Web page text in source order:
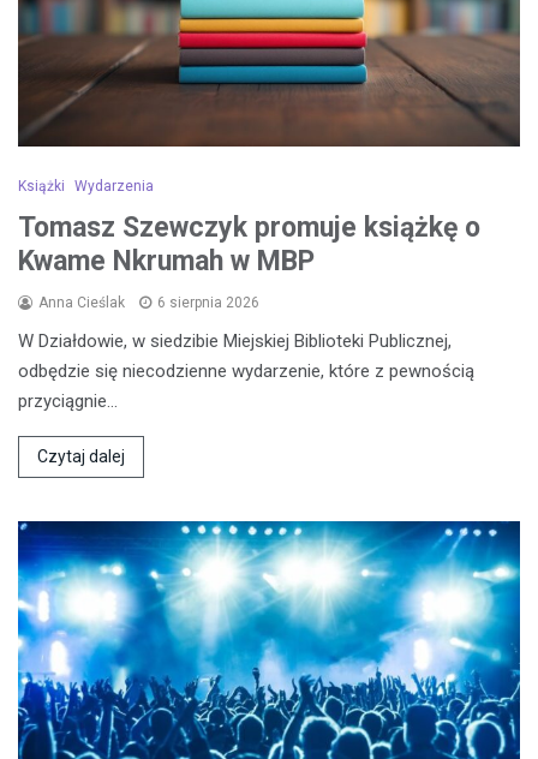
Książki Wydarzenia
Tomasz Szewczyk promuje książkę o
Kwame Nkrumah w MBP
Anna Cieślak 6 sierpnia 2026
W Działdowie, w siedzibie Miejskiej Biblioteki Publicznej,
odbędzie się niecodzienne wydarzenie, które z pewnością
przyciągnie…
Czytaj dalej